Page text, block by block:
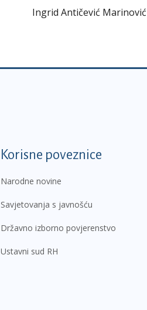
Ingrid Antičević Marinović
Korisne poveznice
Narodne novine
Savjetovanja s javnošću
Državno izborno povjerenstvo
Ustavni sud RH